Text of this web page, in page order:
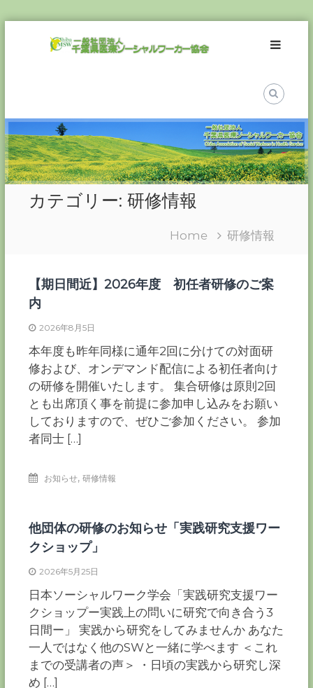
一
般
人
千
葉
県
医
療
ル
ワ
ー
ー
協
会
－
つ
ぐ
る
力
－
カテゴリー:研修情報
Home 研修情報
【期日間近】2026年度 初任者研修のご案
内
2026年8月5日
本年度も昨年同様に通年2回に分けての対面研
修および、オンデマンド配信による初任者向け
の研修を開催いたします。 集合研修は原則2回
とも出席頂く事を前提に参加申し込みをお願い
しておりますので、ぜひご参加ください。 参加
者同士 […]
お知らせ,研修情報
他団体の研修のお知らせ「実践研究支援ワー
クショップ」
2026年5月25日
日本ソーシャルワーク学会「実践研究支援ワー
クショップー実践上の問いに研究で向き合う3
日間ー」 実践から研究をしてみませんか あなた
一人ではなく他のSWと一緒に学べます ＜これ
までの受講者の声＞ ・日頃の実践から研究し深
め […]